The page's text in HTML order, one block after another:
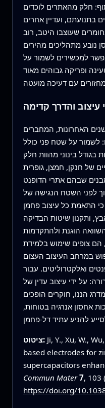
חלק מהאתרים לוכדים
בתנועתם, ועדיין אחרים
שעוצבו היטב, רוב
נובע מתהליכים מהירים
למכשירים לשמור על
ופריקה גבוהים מאוד
עיצוב והדרך קדימה
האחרונות, המחברים
לשמור על שטח פני כולל
בגודל בינוני מהוות חלק
של חנקן, חמצן, גופרית
שבהם אתרי הדופנט
לפני השטח הנגישה של
התאמת כל עיצוב פחמן
ותקנון שיטות הבדיקה
הוגנת ולהתקדמות
צופים שימוש בלמידת
במרחב העיצוב העצום
ואלקטרוליטים. עבור
על ידי עיצוב עדין של
הננו, חוקרים הופכים
אחסון אנרגיה בטוחות,
ציטוט: Ji, Y., Xu, W.,
based electrodes for
supercapacitors
Commun Mater 7, 103
https://doi.org/